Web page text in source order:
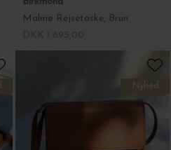
Malmø Rejsetaske, Brun
Nyhed